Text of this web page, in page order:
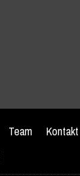
Team Kontakt